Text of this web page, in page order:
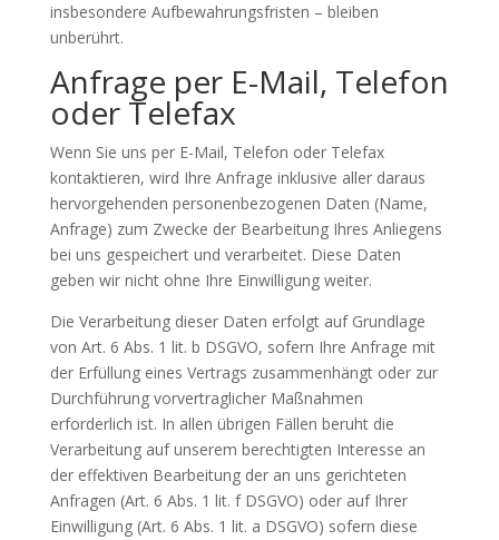
insbesondere Aufbewahrungsfristen – bleiben
unberührt.
Anfrage per E-Mail, Telefon
oder Telefax
Wenn Sie uns per E-Mail, Telefon oder Telefax
kontaktieren, wird Ihre Anfrage inklusive aller daraus
hervorgehenden personenbezogenen Daten (Name,
Anfrage) zum Zwecke der Bearbeitung Ihres Anliegens
bei uns gespeichert und verarbeitet. Diese Daten
geben wir nicht ohne Ihre Einwilligung weiter.
Die Verarbeitung dieser Daten erfolgt auf Grundlage
von Art. 6 Abs. 1 lit. b DSGVO, sofern Ihre Anfrage mit
der Erfüllung eines Vertrags zusammenhängt oder zur
Durchführung vorvertraglicher Maßnahmen
erforderlich ist. In allen übrigen Fällen beruht die
Verarbeitung auf unserem berechtigten Interesse an
der effektiven Bearbeitung der an uns gerichteten
Anfragen (Art. 6 Abs. 1 lit. f DSGVO) oder auf Ihrer
Einwilligung (Art. 6 Abs. 1 lit. a DSGVO) sofern diese